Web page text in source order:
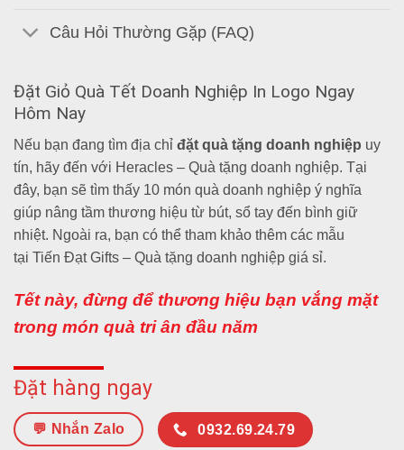
Câu Hỏi Thường Gặp (FAQ)
Đặt Giỏ Quà Tết Doanh Nghiệp In Logo Ngay
Hôm Nay
Nếu bạn đang tìm địa chỉ đặt quà tặng doanh nghiệp uy
tín, hãy đến với Heracles – Quà tặng doanh nghiệp. Tại
đây, bạn sẽ tìm thấy 10 món quà doanh nghiệp ý nghĩa
giúp nâng tầm thương hiệu từ bút, sổ tay đến bình giữ
nhiệt. Ngoài ra, bạn có thể tham khảo thêm các mẫu
tại Tiến Đạt Gifts – Quà tặng doanh nghiệp giá sỉ.
Tết này, đừng để thương hiệu bạn vắng mặt
trong món quà tri ân đầu năm
Đặt hàng ngay
💬 Nhắn Zalo 0932.69.24.79